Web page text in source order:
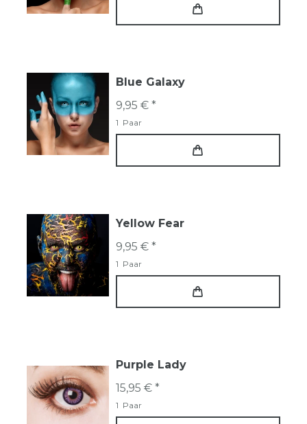
Blue Galaxy
9,95 € *
1 Paar
Yellow Fear
9,95 € *
1 Paar
Purple Lady
15,95 € *
1 Paar